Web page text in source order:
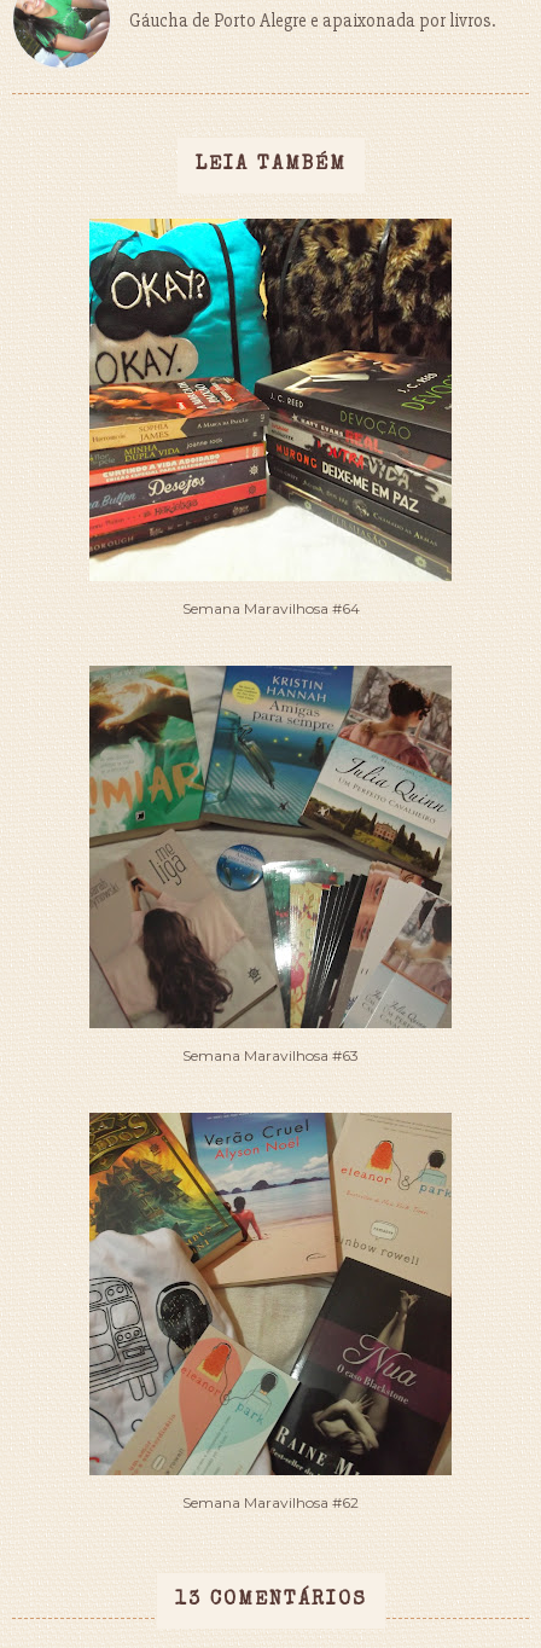
Gáucha de Porto Alegre e apaixonada por livros.
LEIA TAMBÉM
Semana Maravilhosa #64
Semana Maravilhosa #63
Semana Maravilhosa #62
13 COMENTÁRIOS